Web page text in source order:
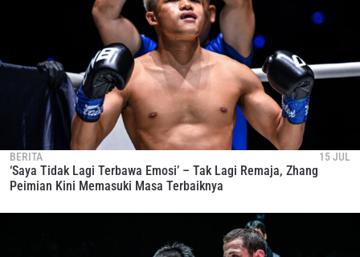
BERITA 15 JUL
‘Saya Tidak Lagi Terbawa Emosi’ – Tak Lagi Remaja, Zhang
Peimian Kini Memasuki Masa Terbaiknya